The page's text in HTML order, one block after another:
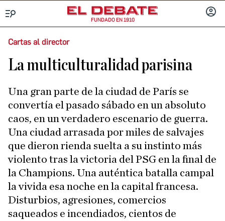
FUNDADO EN 1910
Cartas al director
La multiculturalidad parisina
Una gran parte de la ciudad de París se
convertía el pasado sábado en un absoluto
caos, en un verdadero escenario de guerra.
Una ciudad arrasada por miles de salvajes
que dieron rienda suelta a su instinto más
violento tras la victoria del PSG en la final de
la Champions. Una auténtica batalla campal
la vivida esa noche en la capital francesa.
Disturbios, agresiones, comercios
saqueados e incendiados, cientos de